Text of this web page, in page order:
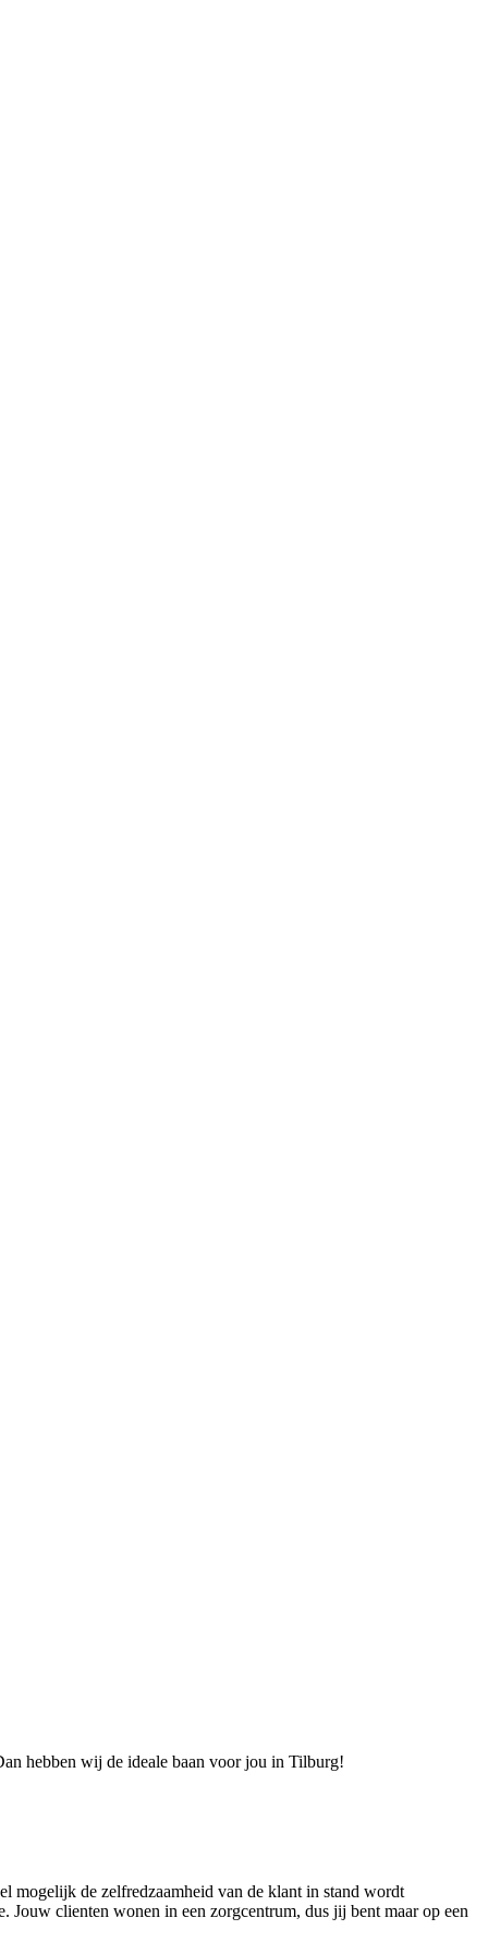
hebben wij de ideale baan voor jou in Tilburg!
mogelijk de zelfredzaamheid van de klant in stand wordt
clienten wonen in een zorgcentrum, dus jij bent maar op een